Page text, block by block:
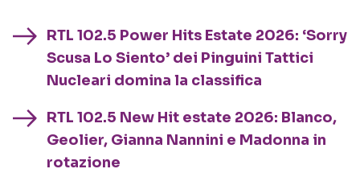
RTL 102.5 Power Hits Estate 2026: ‘Sorry
Scusa Lo Siento’ dei Pinguini Tattici
Nucleari domina la classifica
RTL 102.5 New Hit estate 2026: Blanco,
Geolier, Gianna Nannini e Madonna in
rotazione